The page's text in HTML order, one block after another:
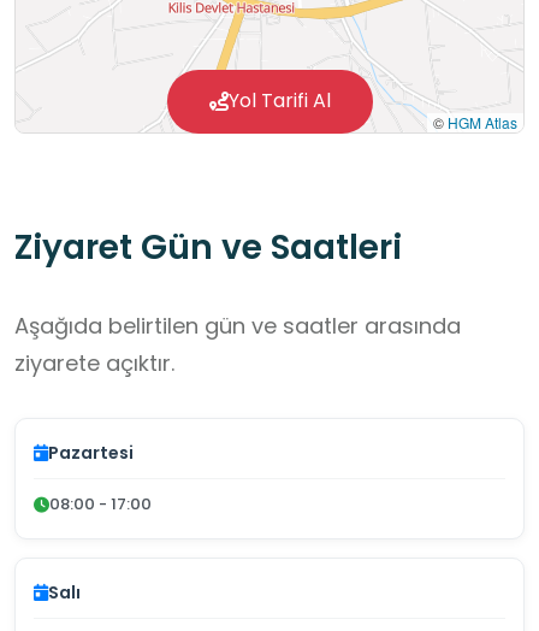
kubbe yerleştirilmiştir. Cephelerde siyah-beyaz
renkli taşlarla ve pencereleri çerçeveleyen
yatay ve dikey bantlarla hareketlilik
sağlanmıştır. Giriş kapısı üzerindeki tepe
Mevlevihane’den birisidir.
© HGM Atlas
Yol Tarifi Al
Ziyaret Gün ve Saatleri
Aşağıda belirtilen gün ve saatler arasında
ziyarete açıktır.
Pazartesi
08:00 - 17:00
Salı